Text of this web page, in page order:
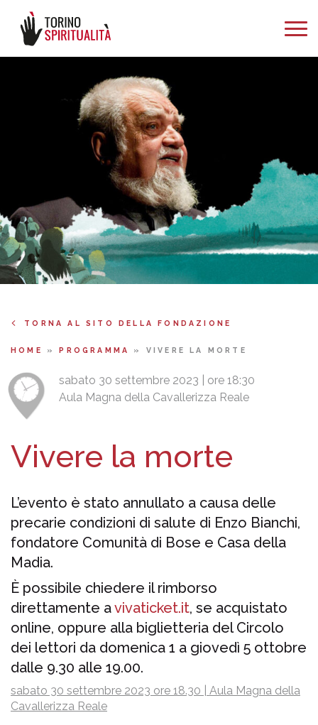
TORNA AL SITO DELLA FONDAZIONE
HOME »PROGRAMMA » VIVERE LA MORTE
sabato 30 settembre 2023 | ore 18:30
Aula Magna della Cavallerizza Reale
Vivere la morte
L’evento è stato annullato a causa delle
precarie condizioni di salute di Enzo Bianchi,
fondatore Comunità di Bose e Casa della
Madia.
È possibile chiedere il rimborso
direttamente avivaticket.it, se acquistato
online, oppure alla biglietteria del Circolo
dei lettori da domenica 1 a giovedì 5 ottobre
dalle 9.30 alle 19.00.
sabato 30 settembre 2023 ore 18.30 | Aula Magna della
Cavallerizza Reale